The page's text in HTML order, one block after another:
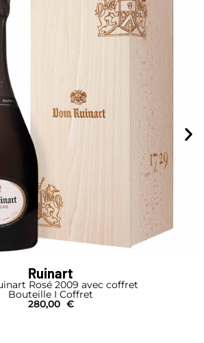
Grand Siècle Itération N°25 par